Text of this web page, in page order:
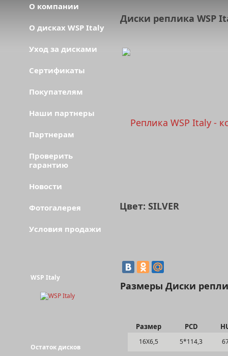
Диски реплика WSP
Цвет: SILVER
Размеры Диски
Размер PCD
16Х6,5 5*114,3
О компании
О дисках WSP Italy
Уход за дисками
Сертификаты
Покупателям
Наши партнеры
Партнерам
Проверить
гарантию
Новости
Фотогалерея
Условия продажи
WSP Italy
Остаток дисков